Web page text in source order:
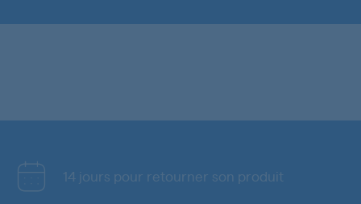
14 jours pour retourner son produit